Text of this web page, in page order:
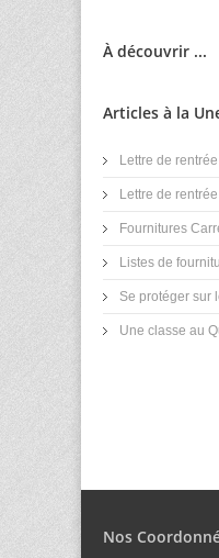
À découvrir ...
Articles à la
Lettre de
Lettre de
Fournitures
Listes de
Se protéger sur
Une classe au
Nos